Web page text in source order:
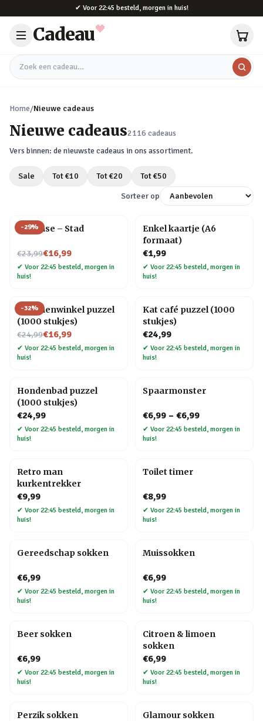
✔ Voor 22:45 besteld, morgen in huis!
Cadeau
Zoek een cadeau
Home/Nieuwe cadeaus
Nieuwe cadeaus2116 cadeaus
Vers binnen: de nieuwste cadeaus in ons assortiment.
Sale Tot €10 Tot €20 Tot €50
Sorteer op
-29%
Flip Vase – Stad
€23,99
Nu voor€16,99
✔ Voor 22:45 besteld, morgen in
huis!
Enkel kaartje (A6
formaat)
€1,99
✔ Voor 22:45 besteld, morgen in
huis!
-32%
Bloemenwinkel puzzel
(1000 stukjes)
€24,99
Nu voor€16,99
✔ Voor 22:45 besteld, morgen in
huis!
Kat café puzzel (1000
stukjes)
€24,99
✔ Voor 22:45 besteld, morgen in
huis!
Hondenbad puzzel
(1000 stukjes)
€24,99
✔ Voor 22:45 besteld, morgen in
huis!
Spaarmonster
€6,99 – €6,99
✔ Voor 22:45 besteld, morgen in
huis!
Retro man
kurkentrekker
€9,99
✔ Voor 22:45 besteld, morgen in
huis!
Toilet timer
€8,99
✔ Voor 22:45 besteld, morgen in
huis!
Gereedschap sokken
€6,99
✔ Voor 22:45 besteld, morgen in
huis!
Muissokken
€6,99
✔ Voor 22:45 besteld, morgen in
huis!
Beer sokken
€6,99
✔ Voor 22:45 besteld, morgen in
huis!
Citroen & limoen
sokken
€6,99
✔ Voor 22:45 besteld, morgen in
huis!
Perzik sokken Glamour sokken